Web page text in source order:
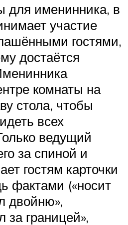
для именинника, в
участие
гостями,
достаётся
комнаты на
стола, чтобы
всех
ведущий
за спиной и
гостям карточки
фактами («носит
двойню»,
за границей»,